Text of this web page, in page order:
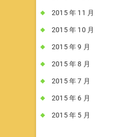
2015 年 11 月
2015 年 10 月
2015 年 9 月
2015 年 8 月
2015 年 7 月
2015 年 6 月
2015 年 5 月